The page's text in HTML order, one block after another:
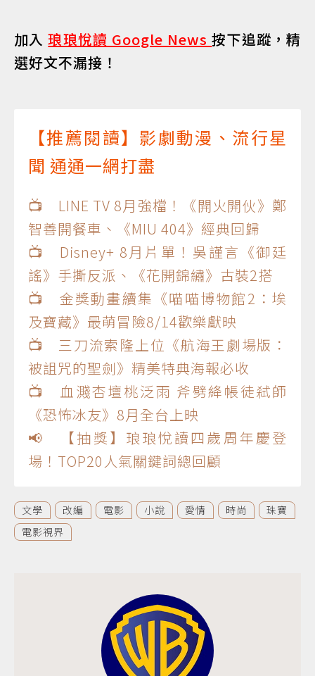
加入琅琅悅讀 Google News按下追蹤，精
選好文不漏接！
【推薦閱讀】影劇動漫、流行星
聞 通通一網打盡
📺 LINE TV 8月強檔！《開火開伙》鄭
智善開餐車、《MIU 404》經典回歸
📺 Disney+ 8月片單！吳謹言《御廷
謠》手撕反派、《花開錦繡》古裝2搭
📺 金獎動畫續集《喵喵博物館2：埃
及寶藏》最萌冒險8/14歡樂獻映
📺 三刀流索隆上位《航海王劇場版：
被詛咒的聖劍》精美特典海報必收
📺 血濺杏壇桃泛雨 斧劈絳帳徒弒師
《恐怖冰友》8月全台上映
📢 【抽獎】琅琅悅讀四歲周年慶登
場！TOP20人氣關鍵詞總回顧
文學 改編 電影 小說 愛情 時尚
珠寶
電影視界